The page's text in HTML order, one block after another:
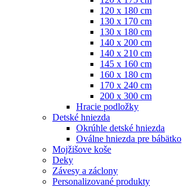
120 x 180 cm
130 x 170 cm
130 x 180 cm
140 x 200 cm
140 x 210 cm
145 x 160 cm
160 x 180 cm
170 x 240 cm
200 x 300 cm
Hracie podložky
Detské hniezda
Okrúhle detské hniezda
Oválne hniezda pre bábätko
Mojžišove koše
Deky
Závesy a záclony
Personalizované produkty